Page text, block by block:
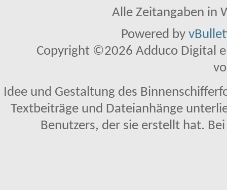
Alle Zeitangaben in
Powered by
Copyright ©2026 Adduco Digital
Idee und Gestaltung des
Textbeiträge und Dateianhänge
Benutzers, der sie erstellt hat.